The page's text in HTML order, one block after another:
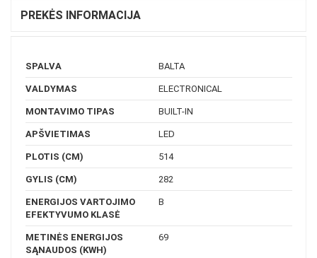
PREKĖS INFORMACIJA
SPALVA BALTA
VALDYMAS ELECTRONICAL
MONTAVIMO TIPAS BUILT-IN
APŠVIETIMAS LED
PLOTIS (CM) 514
GYLIS (CM) 282
ENERGIJOS VARTOJIMO
EFEKTYVUMO KLASĖ
B
METINĖS ENERGIJOS
SĄNAUDOS (KWH)
69